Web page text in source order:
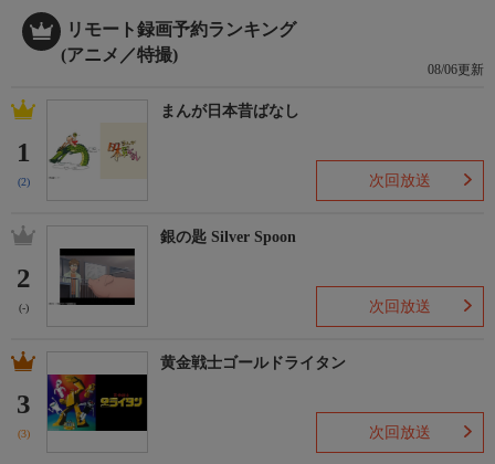
リモート録画予約ランキング
(アニメ／特撮)
08/06更新
1
(2)
まんが日本昔ばなし
次回放送
2
(-)
銀の匙 Silver Spoon
次回放送
3
(3)
黄金戦士ゴールドライタン
次回放送